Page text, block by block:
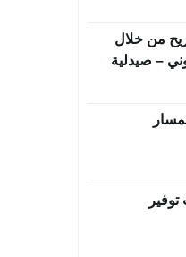
من خلال
– صيدلية